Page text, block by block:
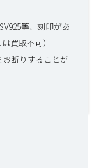
等、刻印があ
買取不可）
断りすることが